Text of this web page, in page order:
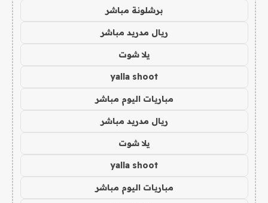
برشلونة مباشر
ريال مدريد مباشر
يلا شوت
yalla shoot
مباريات اليوم مباشر
ريال مدريد مباشر
يلا شوت
yalla shoot
مباريات اليوم مباشر